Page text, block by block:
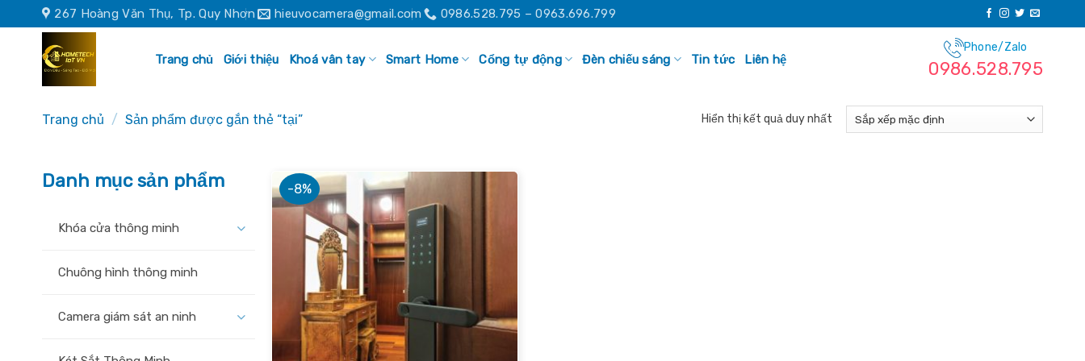
to
content
267 Hoàng Văn Thụ, Tp. Quy Nhơn hieuvocamera@gmail.com 0986.528.795 – 0963.696.799
Trang chủ Giới thiệu Khoá vân tay Smart Home Cổng tự động Đèn chiếu sáng Tin tức Liên hệ
Phone/Zalo
0986.528.795
Trang chủ / Sản phẩm được gắn thẻ “tại” Hiển thị kết quả duy nhất
Danh mục sản phẩm
Khóa cửa thông minh
Chuông hình thông minh
Camera giám sát an ninh
-8%